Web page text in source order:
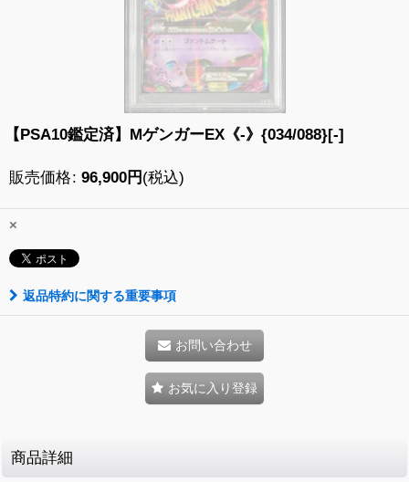
【PSA10鑑定済】MゲンガーEX《-》{034/088}[-]
販売価格: 96,900円 (税込)
×
返品特約に関する重要事項
お問い合わせ
お気に入り登録
商品詳細